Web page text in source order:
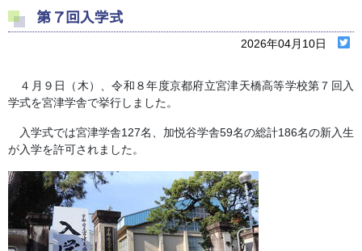
第７回入学式
2026年04月10日
４月９日（木）、令和８年度京都府立宮津天橋高等学校第７回入
学式を宮津学舎で挙行しました。
入学式では宮津学舎127名、加悦谷学舎59名の総計186名の新入生
が入学を許可されました。